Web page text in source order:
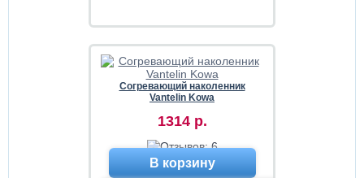
Согревающий наколенник
Vantelin Kowa
1314 р.
В корзину